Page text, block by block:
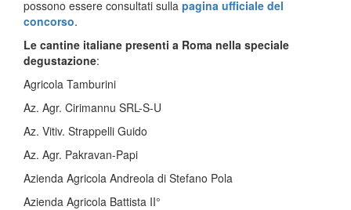
possono essere consultati sulla pagina ufficiale del
concorso.
Le cantine italiane presenti a Roma nella speciale
degustazione:
Agricola Tamburini
Az. Agr. Cirimannu SRL-S-U
Az. Vitiv. Strappelli Guido
Az. Agr. Pakravan-Papi
Azienda Agricola Andreola di Stefano Pola
Azienda Agricola Battista II°